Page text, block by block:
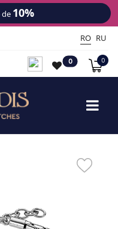
10%
RO RU
0 0